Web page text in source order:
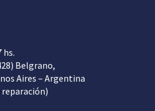
hs.
Belgrano,
Aires – Argentina
reparación)